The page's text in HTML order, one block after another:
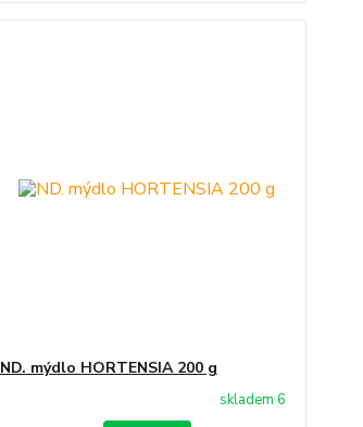
ND. mýdlo HORTENSIA 200 g
skladem 6